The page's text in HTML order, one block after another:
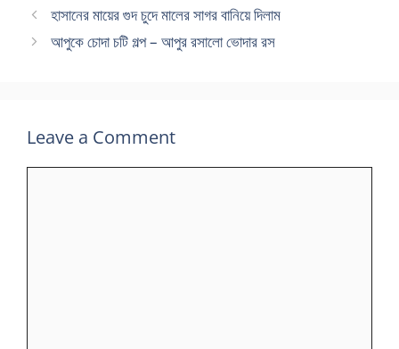
হাসানের মায়ের গুদ চুদে মালের সাগর বানিয়ে দিলাম
আপুকে চোদা চটি গল্প – আপুর রসালো ভোদার রস
Leave a Comment